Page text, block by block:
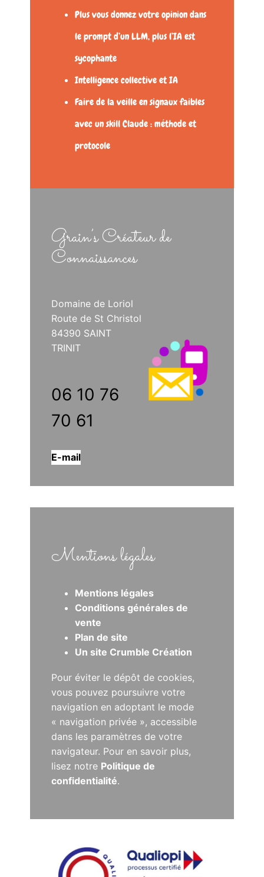
Plus vous donnez votre opinion dans
le prompt d’un LLM, plus l’IA est
sycophante
Intelligence collective et IA
Faire de la veille en signaux faibles
avec un skill Claude : méthode et
protocole
Grain’s Créateur de
Connaissances
Domaine de Loriol
Route de St Christol
84390 SAINT
TRINIT
06 10 76
70 61
E-mail
Mentions légales
Mentions légales
Conditions générales de
vente
Plan de site
Un site Crumble Création
Pour éviter le dépôt de cookies,
vous pouvez poursuivre votre
navigation en adoptant le mode
« navigation privée », accessible
dans les paramètres de votre
navigateur. Pour en savoir plus,
lisez notre Politique de
confidentialité.